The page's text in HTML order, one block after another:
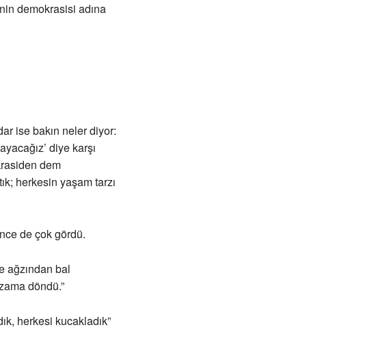
demokrasisi adına
ise bakın neler diyor:
diye karşı
dem
herkesin yaşam tarzı
de çok gördü.
ağzından bal
döndü.”
herkesi kucakladık”